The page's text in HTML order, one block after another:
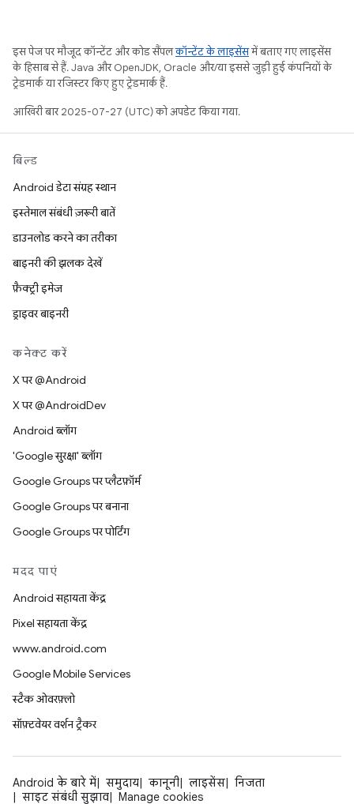
इस पेज पर मौजूद कॉन्टेंट और कोड सैंपलकॉन्टेंट के लाइसेंसमें बताए गए लाइसेंस
के हिसाब से हैं. Java और OpenJDK, Oracle और/या इससे जुड़ी हुई कंपनियों के
ट्रेडमार्क या रजिस्टर किए हुए ट्रेडमार्क हैं.
आखिरी बार 2025-07-27 (UTC) को अपडेट किया गया.
बिल्ड
Android डेटा संग्रह स्थान
इस्तेमाल संबंधी ज़रूरी बातें
डाउनलोड करने का तरीका
बाइनरी की झलक देखें
फ़ैक्ट्री इमेज
ड्राइवर बाइनरी
कनेक्ट करें
X पर @Android
X पर @AndroidDev
Android ब्लॉग
'Google सुरक्षा' ब्लॉग
Google Groups पर प्लैटफ़ॉर्म
Google Groups पर बनाना
Google Groups पर पोर्टिंग
मदद पाएं
Android सहायता केंद्र
Pixel सहायता केंद्र
www.android.com
Google Mobile Services
स्टैक ओवरफ़्लो
सॉफ़्टवेयर वर्शन ट्रैकर
Android के बारे में समुदाय कानूनी लाइसेंस
निजता
साइट संबंधी सुझाव
Manage cookies